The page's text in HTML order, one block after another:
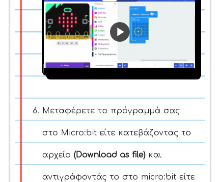
Play
Video
Μεταφέρετε το πρόγραμμά σας
στο Micro:bit είτε κατεβάζοντας το
αρχείο (Download as file) και
αντιγράφοντάς το στο micro:bit είτε